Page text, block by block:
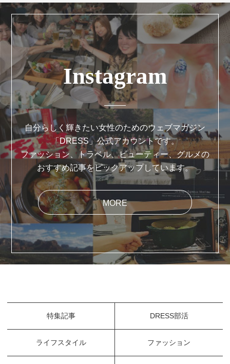
Instagram
自分らしく輝きたい女性のためのウェブマガジン
「DRESS」公式アカウントです。
ファッション、トラベル、ビューティー、グルメの
おすすめ記事をピックアップしています。
MORE
特集記事 DRESS部活
ライフスタイル ファッション